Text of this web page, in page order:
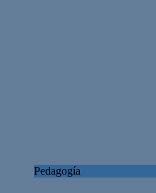
Pedagogía